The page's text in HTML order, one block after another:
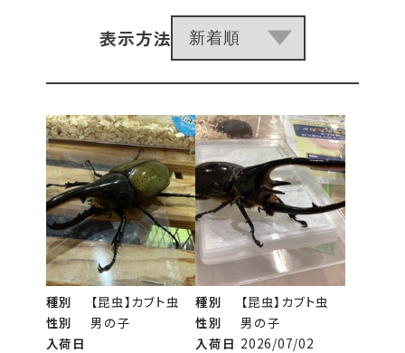
表示方法
種別
【昆虫】カブト虫
性別
男の子
入荷日
種別
【昆虫】カブト虫
性別
男の子
入荷日 2026/07/02